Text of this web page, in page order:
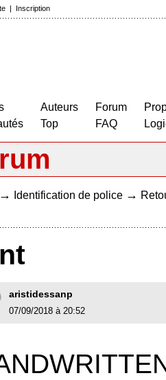
| Inscription
Auteurs
Top
Forum
FAQ
→ Identification de police →
aristidessanp
07/09/2018 à 20:52